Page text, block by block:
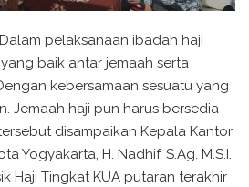
pelaksanaan ibadah haji
baik antar jemaah serta
kebersamaan sesuatu yang
Jemaah haji pun harus bersedia
disampaikan Kepala Kantor
Yogyakarta, H. Nadhif, S.Ag. M.S.I.
Haji Tingkat KUA putaran terakhir